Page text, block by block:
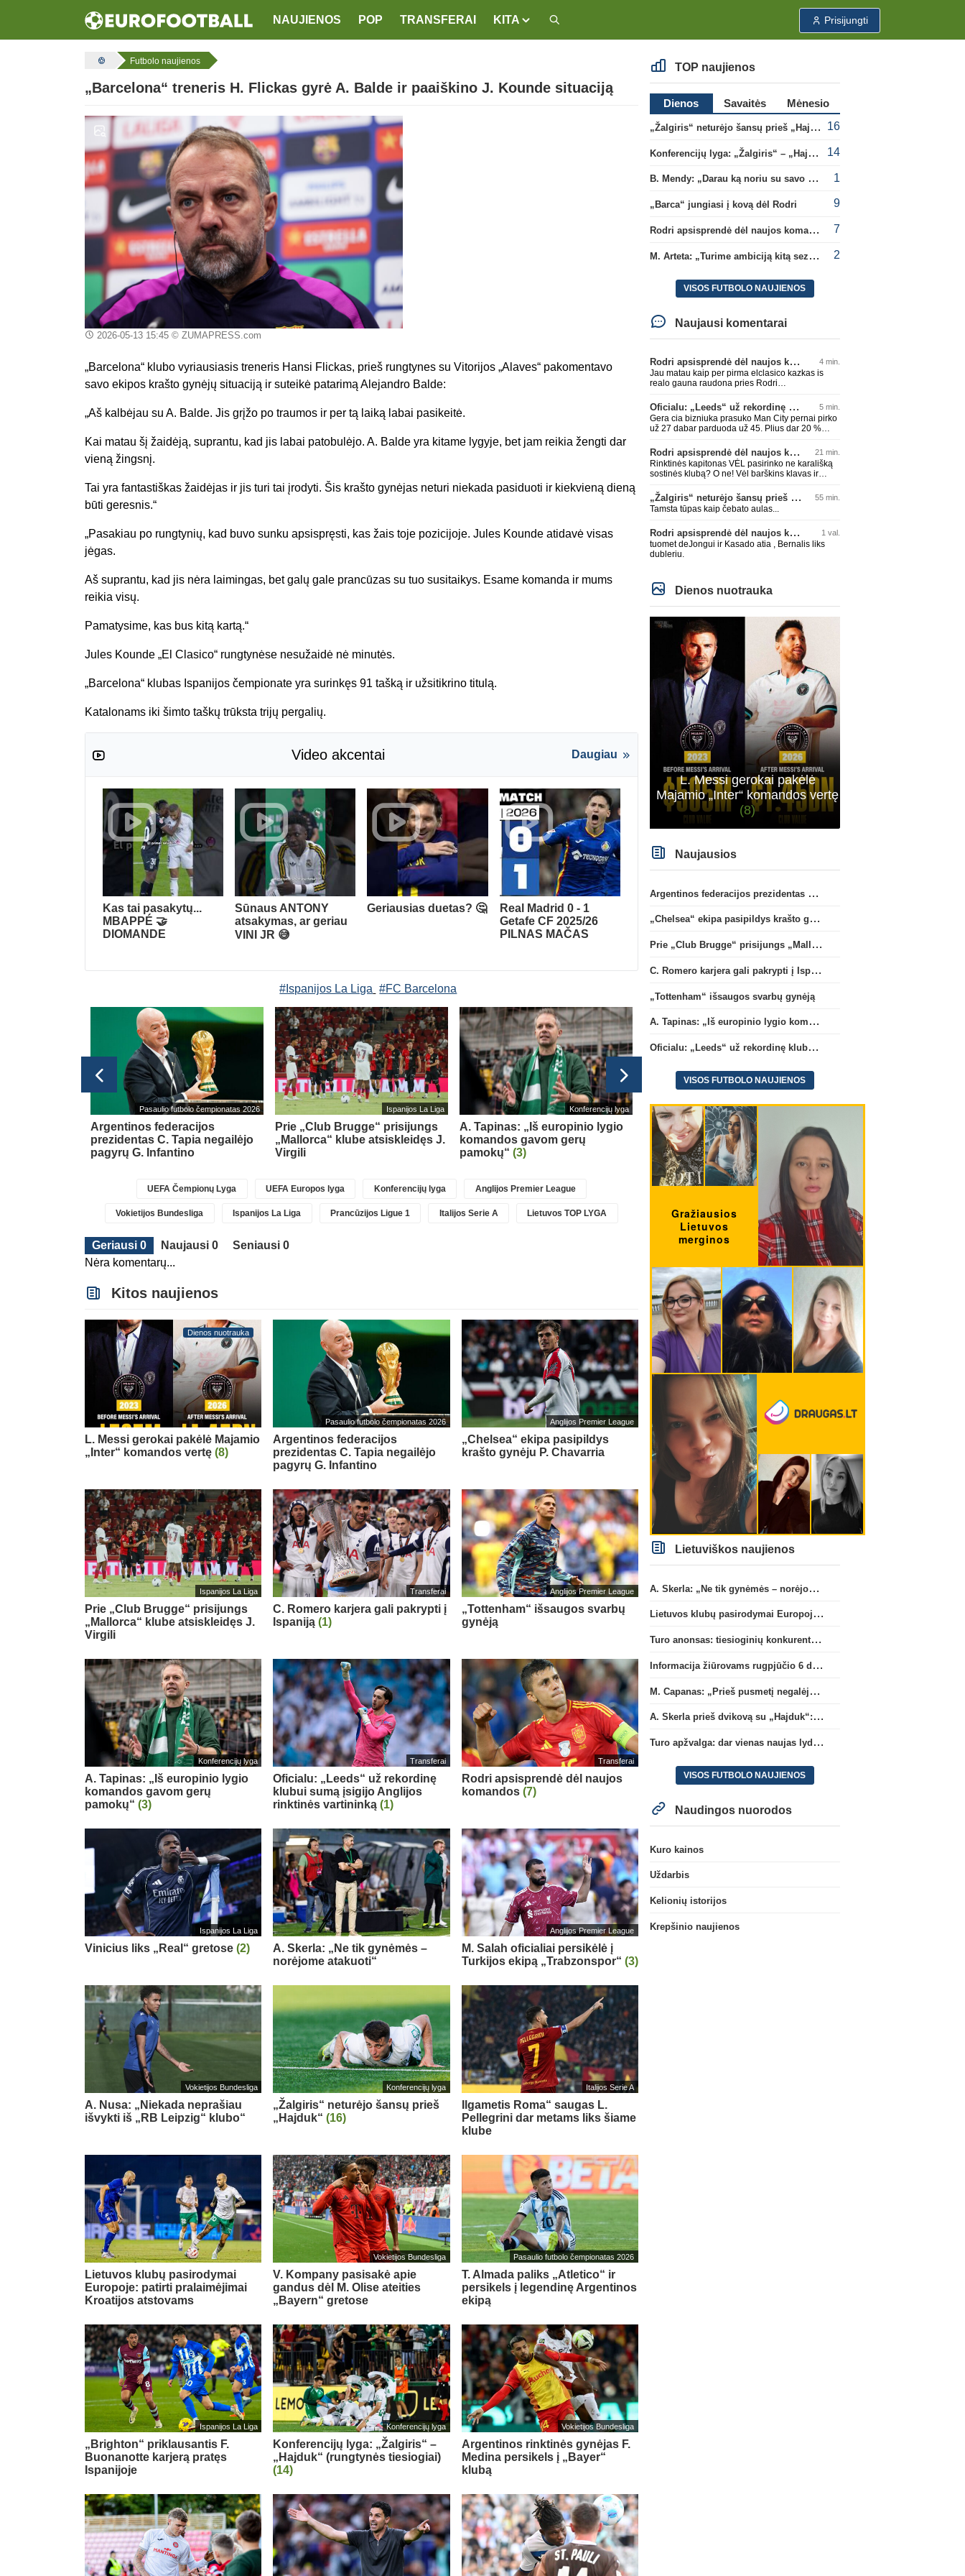
NAUJIENOS POP TRANSFERAI KITA Prisijungti
Futbolo naujienos
„Barcelona“ treneris H. Flickas gyrė A. Balde ir paaiškino J. Kounde situaciją
2026-05-13 15:45© ZUMAPRESS.com
„Barcelona“ klubo vyriausiasis treneris Hansi Flickas, prieš rungtynes su Vitorijos „Alaves“ pakomentavo
savo ekipos krašto gynėjų situaciją ir suteikė patarimą Alejandro Balde:
„Aš kalbėjau su A. Balde. Jis grįžo po traumos ir per tą laiką labai pasikeitė.
Kai matau šį žaidėją, suprantu, kad jis labai patobulėjo. A. Balde yra kitame lygyje, bet jam reikia žengti dar
vieną žingsnį.
Tai yra fantastiškas žaidėjas ir jis turi tai įrodyti. Šis krašto gynėjas neturi niekada pasiduoti ir kiekvieną dieną
būti geresnis.“
„Pasakiau po rungtynių, kad buvo sunku apsispręsti, kas žais toje pozicijoje. Jules Kounde atidavė visas
jėgas.
Aš suprantu, kad jis nėra laimingas, bet galų gale prancūzas su tuo susitaikys. Esame komanda ir mums
reikia visų.
Pamatysime, kas bus kitą kartą.“
Jules Kounde „El Clasico“ rungtynėse nesužaidė nė minutės.
„Barcelona“ klubas Ispanijos čempionate yra surinkęs 91 tašką ir užsitikrino titulą.
Katalonams iki šimto taškų trūksta trijų pergalių.
Video akcentai Daugiau
Kas tai pasakytų...
MBAPPÉ 🤝
DIOMANDE
Sūnaus ANTONY
atsakymas, ar geriau
VINI JR 😅
Geriausias duetas? 🤔
Real Madrid 0 - 1
Getafe CF 2025/26
PILNAS MAČAS
#Ispanijos La Liga #FC Barcelona
Pasaulio futbolo čempionatas 2026
Argentinos federacijos
prezidentas C. Tapia negailėjo
pagyrų G. Infantino
Ispanijos La Liga
Prie „Club Brugge“ prisijungs
„Mallorca“ klube atsiskleidęs J.
Virgili
Konferencijų lyga
A. Tapinas: „Iš europinio lygio
komandos gavom gerų
pamokų“ (3)
Transferai
Oficialu: „Leeds“ už rekordinę
klubui sumą įsigijo Anglijos
rinktinės vartininką(1)
komandos
UEFA Čempionų Lyga UEFA Europos lyga Konferencijų lyga Anglijos Premier League
Vokietijos Bundesliga Ispanijos La Liga Prancūzijos Ligue 1 Italijos Serie A Lietuvos TOP LYGA
Geriausi 0 Naujausi 0
Seniausi 0
Nėra komentarų...
Kitos naujienos
Dienos nuotrauka
L. Messi gerokai pakėlė Majamio
„Inter“ komandos vertę (8)
Pasaulio futbolo čempionatas 2026
Argentinos federacijos
prezidentas C. Tapia negailėjo
pagyrų G. Infantino
Anglijos Premier League
„Chelsea“ ekipa pasipildys
krašto gynėju P. Chavarria
Ispanijos La Liga
Prie „Club Brugge“ prisijungs
„Mallorca“ klube atsiskleidęs J.
Virgili
Transferai
C. Romero karjera gali pakrypti į
Ispaniją(1)
Anglijos Premier League
„Tottenham“ išsaugos svarbų
gynėją
Konferencijų lyga
A. Tapinas: „Iš europinio lygio
komandos gavom gerų
pamokų“ (3)
Transferai
Oficialu: „Leeds“ už rekordinę
klubui sumą įsigijo Anglijos
rinktinės vartininką(1)
Transferai
Rodri apsisprendė dėl naujos
komandos (7)
Ispanijos La Liga
Vinicius liks „Real“ gretose (2)
A. Skerla: „Ne tik gynėmės –
norėjome atakuoti“
Anglijos Premier League
M. Salah oficialiai persikėlė į
Turkijos ekipą „Trabzonspor“ (3)
Vokietijos Bundesliga
A. Nusa: „Niekada neprašiau
išvykti iš „RB Leipzig“ klubo“
Konferencijų lyga
„Žalgiris“ neturėjo šansų prieš
„Hajduk“(16)
Italijos Serie A
Ilgametis Roma“ saugas L.
Pellegrini dar metams liks šiame
klube
Lietuvos klubų pasirodymai
Europoje: patirti pralaimėjimai
Kroatijos atstovams
Vokietijos Bundesliga
V. Kompany pasisakė apie
gandus dėl M. Olise ateities
„Bayern“ gretose
Pasaulio futbolo čempionatas 2026
T. Almada paliks „Atletico“ ir
persikels į legendinę Argentinos
ekipą
Ispanijos La Liga
„Brighton“ priklausantis F.
Buonanotte karjerą pratęs
Ispanijoje
Konferencijų lyga
Konferencijų lyga: „Žalgiris“ –
„Hajduk“ (rungtynės tiesiogiai)
(14)
Vokietijos Bundesliga
Argentinos rinktinės gynėjas F.
Medina persikels į „Bayer“
klubą
TOP naujienos
Dienos Savaitės
Mėnesio
„Žalgiris“ neturėjo šansų prieš „Hajduk“
16
Konferencijų lyga: „Žalgiris“ – „Hajduk“ (rungtynės tiesiogiai) 14
B. Mendy: „Darau ką noriu su savo pasaulio čempionato titulu“ 1
„Barca“ jungiasi į kovą dėl Rodri 9
Rodri apsisprendė dėl naujos komandos 7
M. Arteta: „Turime ambiciją kitą sezoną kovoti dėl visų titulų“ 2
VISOS FUTBOLO NAUJIENOS
Naujausi komentarai
Rodri apsisprendė dėl naujos komandos 4 min.
Jau matau kaip per pirma elclasico kazkas is
realo gauna raudona pries Rodri
vaikytis. Zodziu, sekmes realui kita sezona
gaudant kamuoli pries barsa 😀
Oficialu: „Leeds“ už rekordinę klubui sumą įsigijo Anglijos rinktinės vartininką 5 min.
Gera cia bizniuka prasuko Man City pernai pirko
už 27 dabar parduoda už 45. Plius dar 20 %
Rodri apsisprendė dėl naujos komandos 21 min.
Rinktinės kapitonas VĖL pasirinko ne karališką
sostinės klubą? O ne! Vėl barškins klavas ir
„Žalgiris“ neturėjo šansų prieš „Hajduk“ 55 min.
Tamsta tūpas kaip čebato aulas...
Rodri apsisprendė dėl naujos komandos 1 val.
tuomet deJongui ir Kasado atia , Bernalis liks
dubleriu.
Dienos nuotrauka
L. Messi gerokai pakėlė
Majamio „Inter“ komandos vertę
(8)
Naujausios
Argentinos federacijos prezidentas C. Tapia negailėjo pagyrų G. Infantino
„Chelsea“ ekipa pasipildys krašto gynėju P. Chavarria
Prie „Club Brugge“ prisijungs „Mallorca“ klube atsiskleidęs J. Virgili
C. Romero karjera gali pakrypti į Ispaniją
„Tottenham“ išsaugos svarbų gynėją
A. Tapinas: „Iš europinio lygio komandos gavom gerų pamokų“
Oficialu: „Leeds“ už rekordinę klubui sumą įsigijo Anglijos rinktinės vartininką
VISOS FUTBOLO NAUJIENOS
Lietuviškos naujienos
A. Skerla: „Ne tik gynėmės – norėjome atakuoti“
Lietuvos klubų pasirodymai Europoje: patirti pralaimėjimai Kroatijos atstovams
Turo anonsas: tiesioginių konkurentų dvikova Gargžduose
Informacija žiūrovams rugpjūčio 6 d. UEFA rungtynėms
M. Capanas: „Prieš pusmetį negalėjau net įsivaizduoti, kad žaisime prieš „Hajduk“
A. Skerla prieš dvikovą su „Hajduk“: „Tai kito kalibro komanda“
Turo apžvalga: dar vienas naujas lyderis
VISOS FUTBOLO NAUJIENOS
Naudingos nuorodos
Kuro kainos
Uždarbis
Kelionių istorijos
Krepšinio naujienos